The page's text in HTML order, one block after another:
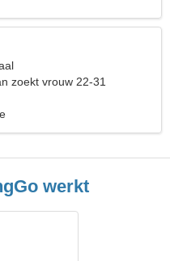
zoekt vrouw 22-31
werkt